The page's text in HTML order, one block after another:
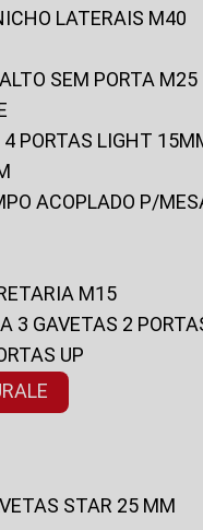
LATERAIS M40
ALTO SEM PORTA M25
4 PORTAS LIGHT
ACOPLADO P/
M15
3 GAVETAS 2
UP
STAR 25 MM